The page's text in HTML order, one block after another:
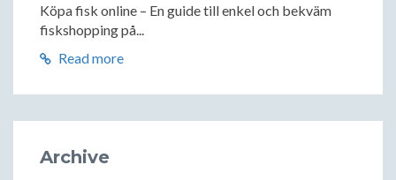
Köpa fisk online – En guide till enkel och bekväm
fiskshopping på...
Read more
Archive